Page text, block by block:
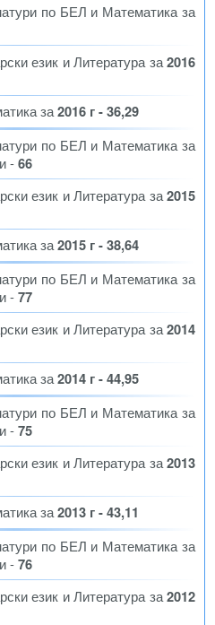
по БЕЛ и Математика за
език и Литература за2016
за2016 г - 36,29
по БЕЛ и Математика за
-66
език и Литература за2015
за2015 г - 38,64
по БЕЛ и Математика за
-77
език и Литература за2014
за2014 г - 44,95
по БЕЛ и Математика за
-75
език и Литература за2013
за2013 г - 43,11
по БЕЛ и Математика за
-76
език и Литература за2012